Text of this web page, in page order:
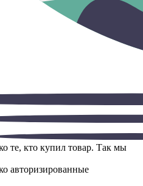
те, кто купил товар. Так мы
авторизированные